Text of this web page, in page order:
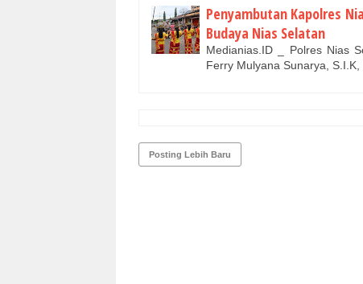
Penyambutan Kapolres
Budaya Nias Selatan
Medianias.ID _ Polres Nias
Ferry Mulyana Sunarya,
Posting Lebih Baru